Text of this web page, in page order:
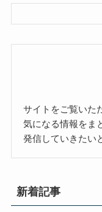
サイトをご覧いた
気になる情報をま
発信していきたい
新着記事